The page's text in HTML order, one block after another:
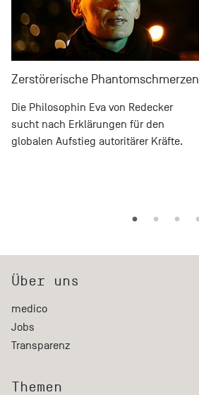
Zerstörerische Phantomschmerzen
Die Philosophin Eva von Redecker
sucht nach Erklärungen für den
globalen Aufstieg autoritärer Kräfte.
Über uns
medico
Jobs
Transparenz
Themen